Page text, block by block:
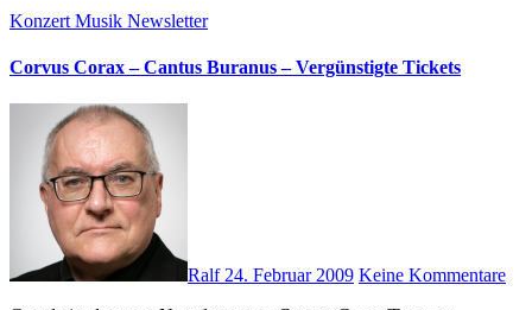
Konzert Musik Newsletter
Corvus Corax – Cantus Buranus – Vergünstigte Tickets
Ralf24. Februar 2009 Keine Kommentare